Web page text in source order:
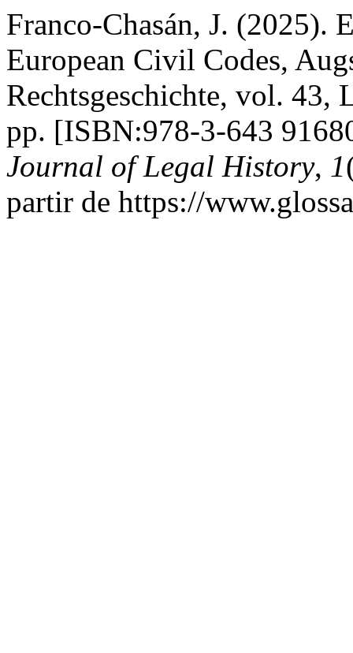
Franco-Chasán, J. (2025).
European Civil Codes,
Rechtsgeschichte, vol. 43,
pp. [ISBN:978-3-643
Journal of Legal History, 1
partir de https://